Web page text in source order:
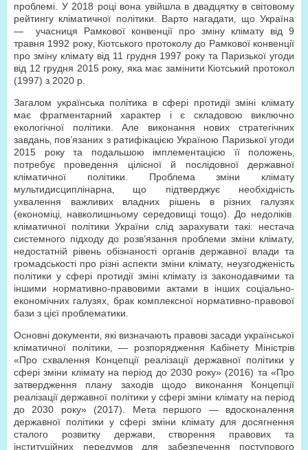
проблемі. У 2018 році вона увійшла в двадцятку в світовому
рейтингу кліматичної політики. Варто нагадати‚ що Україна
— учасниця Рамкової конвенції про зміну клімату від 9
травня 1992 року‚ Кіотського протоколу до Рамкової конвенції
про зміну клімату від 11 грудня 1997 року та Паризької угоди
від 12 грудня 2015 року‚ яка має замінити Кіотський протокол
(1997) з 2020 р.
Загалом українська політика в сфері протидії зміні клімату
має фрагментарний характер і є складовою виключно
екологічної політики. Але виконання нових стратегічних
завдань‚ пов’язаних з ратифікацією Україною Паризької угоди
2015 року та подальшою імплементацією її положень‚
потребує проведення цілісної й послідовної державної
кліматичної політики. Проблема зміни клімату
мультидисциплінарна‚ що підтверджує необхідність
ухвалення важливих владних рішень в різних галузях
(економіці‚ навколишньому середовищі тощо). До недоліків
кліматичної політики України слід зарахувати такі: нестача
системного підходу до розв’язання проблеми зміни клімату,
недостатній рівень обізнаності органів державної влади та
громадськості про різні аспекти зміни клімату, неузгодженість
політики у сфері протидії зміні клімату із законодавчими та
іншими нормативно-правовими актами в інших соціально-
економічних галузях, брак комплексної нормативно-правової
бази з цієї проблематики.
Основні документи‚ які визначають правові засади української
кліматичної політики, — розпорядження Кабінету Міністрів
«Про схвалення Концепції реалізації державної політики у
сфері зміни клімату на період до 2030 року» (2016) та «Про
затвердження плану заходів щодо виконання Концепції
реалізації державної політики у сфері зміни клімату на період
до 2030 року» (2017). Мета першого — вдосконалення
державної політики у сфері зміни клімату для досягнення
сталого розвитку держави, створення правових та
інституційних передумов для забезпечення поступового